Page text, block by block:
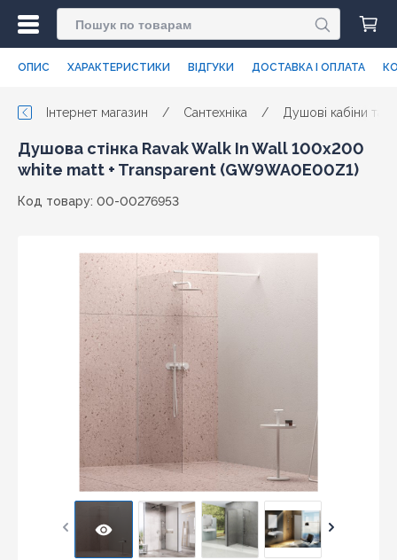
ОПИС ХАРАКТЕРИСТИКИ ВІДГУКИ ДОСТАВКА І ОПЛАТА
Інтернет магазин / Сантехніка / Душові кабіни та
Душова стінка Ravak Walk In Wall 100x200
white matt + Transparent (GW9WA0E00Z1)
Код товару: 00-00276953